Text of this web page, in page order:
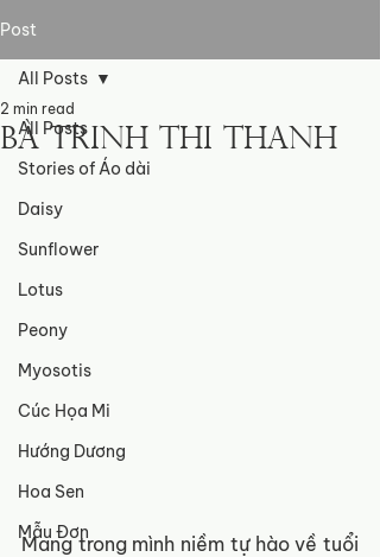
Post
All Posts
Stories of Áo dài
Daisy
Sunflower
Lotus
Peony
Myosotis
Cúc Họa Mi
Hướng Dương
Hoa Sen
Mẫu Đơn
All Posts
Bà Trinh Thi Thanh
2 min read
Mang trong mình niềm tự hào về tuổi